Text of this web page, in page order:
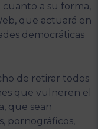
a su forma,
que actuará en
democráticas
de retirar todos
que vulneren el
que sean
pornográficos,